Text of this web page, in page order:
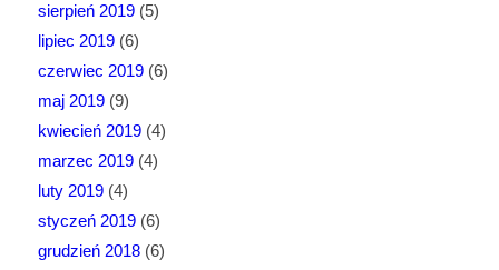
sierpień 2019(5)
lipiec 2019(6)
czerwiec 2019(6)
maj 2019(9)
kwiecień 2019(4)
marzec 2019(4)
luty 2019(4)
styczeń 2019(6)
grudzień 2018(6)